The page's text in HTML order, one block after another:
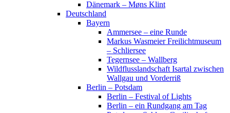
Dänemark – Møns Klint
Deutschland
Bayern
Ammersee – eine Runde
Markus Wasmeier Freilichtmuseum
– Schliersee
Tegernsee – Wallberg
Wildflusslandschaft Isartal zwischen
Wallgau und Vorderriß
Berlin – Potsdam
Berlin – Festival of Lights
Berlin – ein Rundgang am Tag